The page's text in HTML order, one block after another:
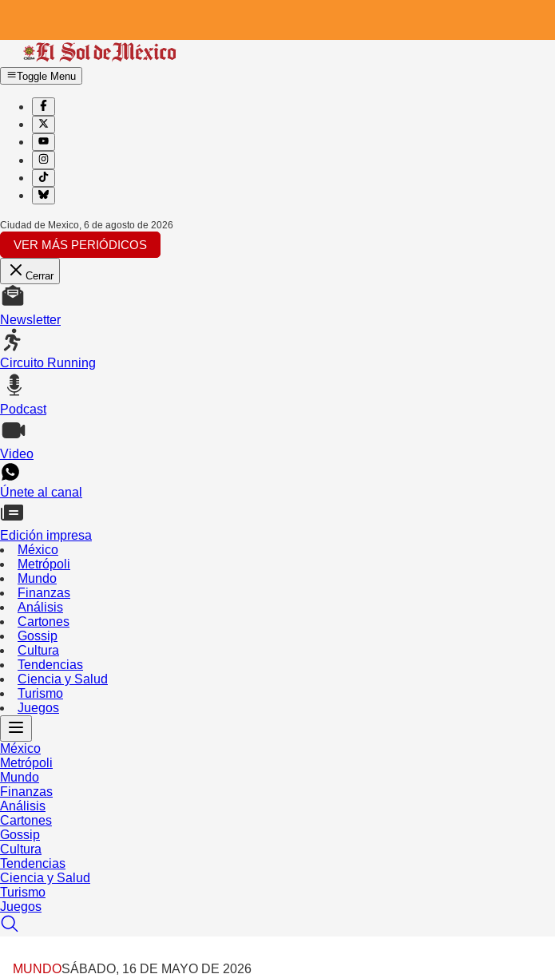
Toggle Menu
Ciudad de Mexico, 6 de agosto de 2026
VER MÁS PERIÓDICOS
Cerrar
Newsletter
Circuito Running
Podcast
Video
Únete al canal
Edición impresa
México
Metrópoli
Mundo
Finanzas
Análisis
Cartones
Gossip
Cultura
Tendencias
Ciencia y Salud
Turismo
Juegos
México
Metrópoli
Mundo
Finanzas
Análisis
Cartones
Gossip
Cultura
Tendencias
Ciencia y Salud
Turismo
Juegos
MUNDOSÁBADO, 16 DE MAYO DE 2026